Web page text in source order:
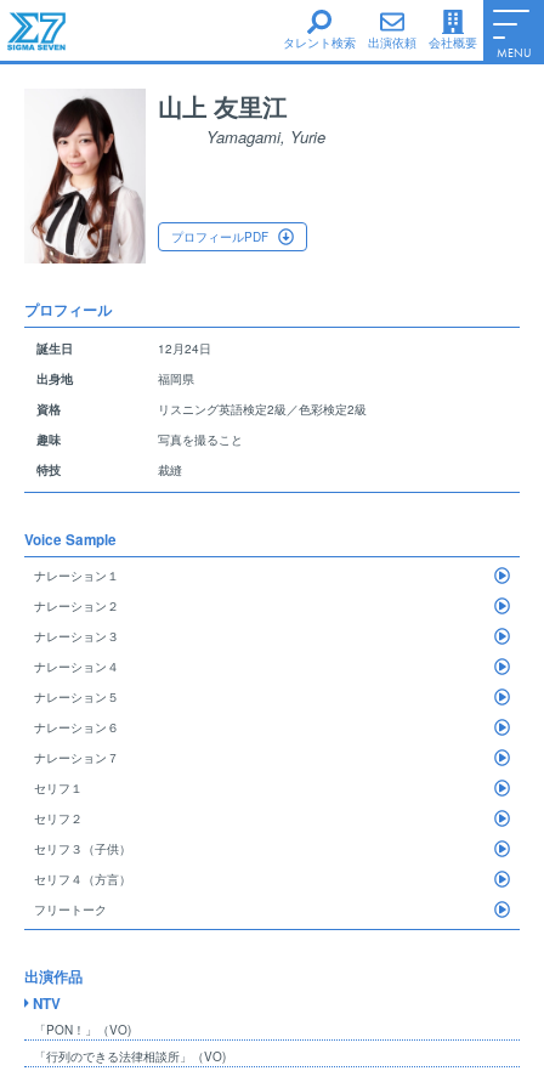
タレント検索 出演依頼 会社概要
MENU
女性タレント
シグマ・セブンe
シグマ・セブンフェイス
シグマ・セブン声優養成所
Information
Access
ファンレターについて
Top Page
山上 友里江
Yamagami, Yurie
プロフィールPDF
プロフィール
誕生日
12月24日
出身地
福岡県
資格
リスニング英語検定2級／色彩検定2級
趣味
写真を撮ること
特技
裁縫
Voice Sample
ナレーション１
ナレーション２
ナレーション３
ナレーション４
ナレーション５
ナレーション６
ナレーション７
セリフ１
セリフ２
セリフ３（子供）
セリフ４（方言）
フリートーク
出演作品
NTV
「PON！」（VO)
「行列のできる法律相談所」（VO)